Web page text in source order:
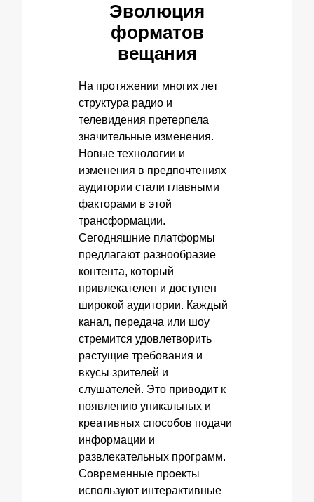
Эволюция
форматов
вещания
На протяжении многих лет
структура радио и
телевидения претерпела
значительные изменения.
Новые технологии и
изменения в предпочтениях
аудитории стали главными
факторами в этой
трансформации.
Сегодняшние платформы
предлагают разнообразие
контента, который
привлекателен и доступен
широкой аудитории. Каждый
канал, передача или шоу
стремится удовлетворить
растущие требования и
вкусы зрителей и
слушателей. Это приводит к
появлению уникальных и
креативных способов подачи
информации и
развлекательных программ.
Современные проекты
используют интерактивные